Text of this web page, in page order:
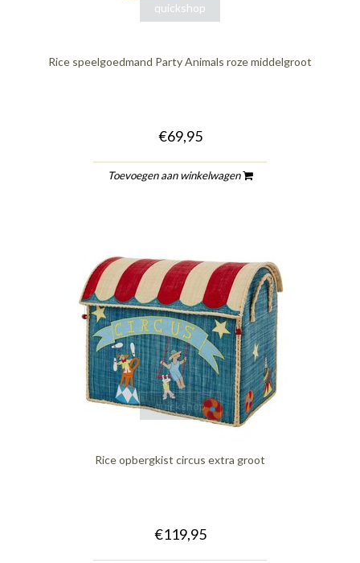
quickshop
Rice speelgoedmand Party Animals roze middelgroot
€69,95
Toevoegen aan winkelwagen
quickshop
Rice opbergkist circus extra groot
€119,95